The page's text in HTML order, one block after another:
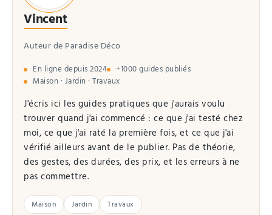
Vincent
Auteur de Paradise Déco
En ligne depuis 2024
+1000 guides publiés
Maison · Jardin · Travaux
J'écris ici les guides pratiques que j'aurais voulu
trouver quand j'ai commencé : ce que j'ai testé chez
moi, ce que j'ai raté la première fois, et ce que j'ai
vérifié ailleurs avant de le publier. Pas de théorie,
des gestes, des durées, des prix, et les erreurs à ne
pas commettre.
Maison Jardin Travaux